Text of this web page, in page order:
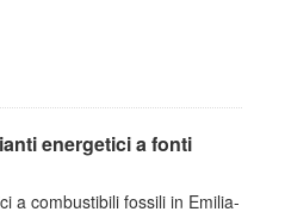
energetici a fonti
a combustibili fossili in Emilia-